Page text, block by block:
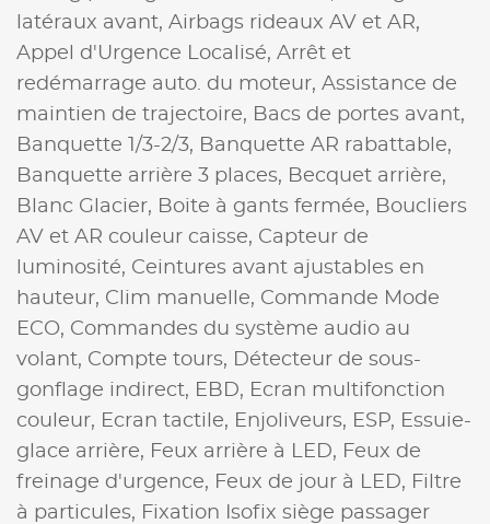
latéraux avant, Airbags rideaux AV et AR,
Appel d'Urgence Localisé, Arrêt et
redémarrage auto. du moteur, Assistance de
maintien de trajectoire, Bacs de portes avant,
Banquette 1/3-2/3, Banquette AR rabattable,
Banquette arrière 3 places, Becquet arrière,
Blanc Glacier, Boite à gants fermée, Boucliers
AV et AR couleur caisse, Capteur de
luminosité, Ceintures avant ajustables en
hauteur, Clim manuelle, Commande Mode
ECO, Commandes du système audio au
volant, Compte tours,
Détecteur de sous-
gonflage indirect, EBD, Ecran multifonction
couleur, Ecran tactile, Enjoliveurs, ESP, Essuie-
glace arrière, Feux arrière à LED, Feux de
freinage d'urgence, Feux de jour à LED, Filtre
à particules, Fixation Isofix siège passager